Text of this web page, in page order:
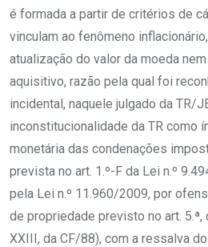
é formada a partir de critérios de
vinculam ao fenômeno
atualização do valor da moeda
aquisitivo, razão pela qual foi
incidental, naquele julgado da TR/
inconstitucionalidade da TR como
monetária das condenações
prevista no art. 1.º-F da Lei n.º
pela Lei n.º 11.960/2009, por
de propriedade previsto no art.
XXIII, da CF/88), com a ressalva